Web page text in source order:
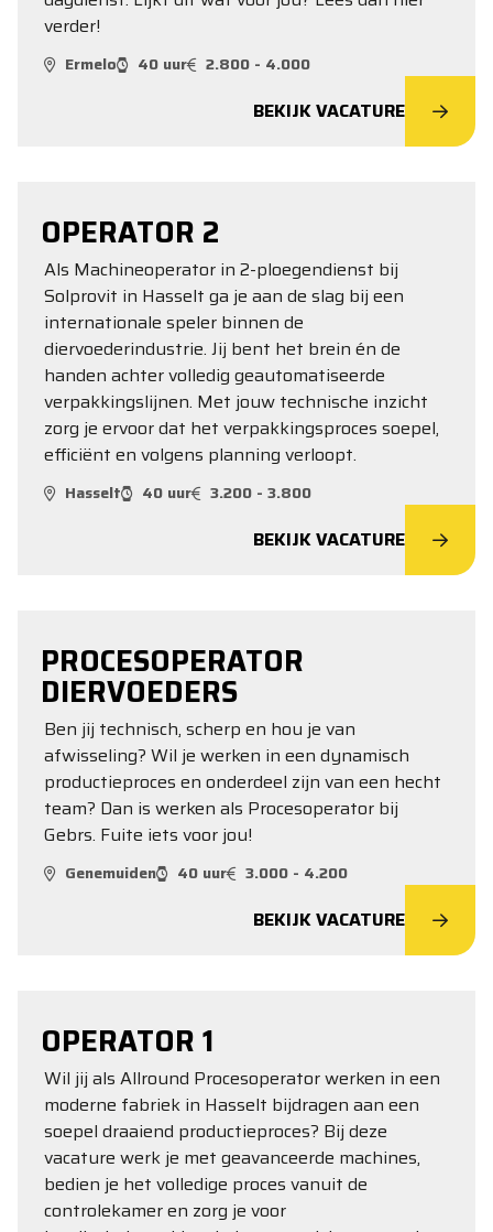
verder!
Ermelo 40 uur 2.800 - 4.000
BEKIJK VACATURE
OPERATOR 2
Als Machineoperator in 2-ploegendienst bij
Solprovit in Hasselt ga je aan de slag bij een
internationale speler binnen de
diervoederindustrie. Jij bent het brein én de
handen achter volledig geautomatiseerde
verpakkingslijnen. Met jouw technische inzicht
zorg je ervoor dat het verpakkingsproces soepel,
efficiënt en volgens planning verloopt.
Hasselt 40 uur 3.200 - 3.800
BEKIJK VACATURE
PROCESOPERATOR
DIERVOEDERS
Ben jij technisch, scherp en hou je van
afwisseling? Wil je werken in een dynamisch
productieproces en onderdeel zijn van een hecht
team? Dan is werken als Procesoperator bij
Gebrs. Fuite iets voor jou!
Genemuiden 40 uur 3.000 - 4.200
BEKIJK VACATURE
OPERATOR 1
Wil jij als Allround Procesoperator werken in een
moderne fabriek in Hasselt bijdragen aan een
soepel draaiend productieproces? Bij deze
vacature werk je met geavanceerde machines,
bedien je het volledige proces vanuit de
controlekamer en zorg je voor